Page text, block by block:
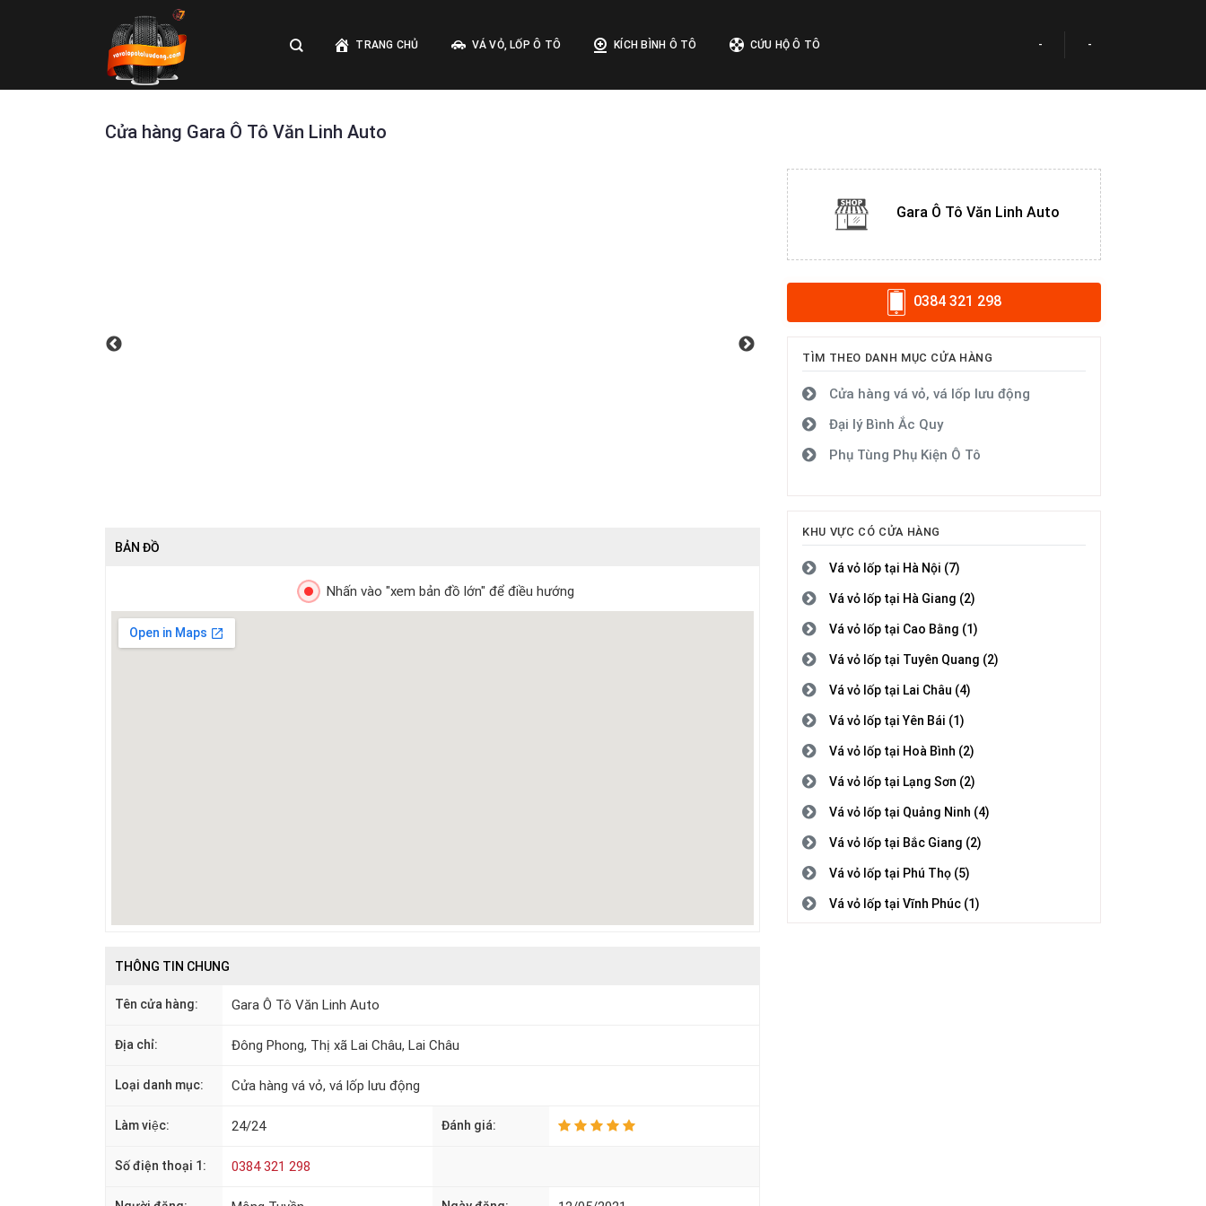
TRANG CHỦ VÁ VỎ, LỐP Ô TÔ KÍCH BÌNH Ô TÔ CỨU HỘ Ô TÔ - -
Cửa hàng Gara Ô Tô Văn Linh Auto
BẢN ĐỒ
Nhấn vào "xem bản đồ lớn" để điều hướng
THÔNG TIN CHUNG
Tên cửa hàng: Gara Ô Tô Văn Linh Auto
Địa chỉ: Đông Phong, Thị xã Lai Châu, Lai Châu
Loại danh mục: Cửa hàng vá vỏ, vá lốp lưu động
Làm việc: 24/24 Đánh giá:
Số điện thoại 1: 0384 321 298
Gara Ô Tô Văn Linh Auto
0384 321 298
TÌM THEO DANH MỤC CỬA HÀNG
Cửa hàng vá vỏ, vá lốp lưu động
Đại lý Bình Ắc Quy
Phụ Tùng Phụ Kiện Ô Tô
KHU VỰC CÓ CỬA HÀNG
Vá vỏ lốp tại Hà Nội (7)
Vá vỏ lốp tại Hà Giang (2)
Vá vỏ lốp tại Cao Bằng (1)
Vá vỏ lốp tại Tuyên Quang (2)
Vá vỏ lốp tại Lai Châu (4)
Vá vỏ lốp tại Yên Bái (1)
Vá vỏ lốp tại Hoà Bình (2)
Vá vỏ lốp tại Lạng Sơn (2)
Vá vỏ lốp tại Quảng Ninh (4)
Vá vỏ lốp tại Bắc Giang (2)
Vá vỏ lốp tại Phú Thọ (5)
Vá vỏ lốp tại Vĩnh Phúc (1)